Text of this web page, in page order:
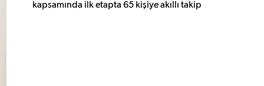
kapsamında ilk etapta 65 kişiye akıllı takip